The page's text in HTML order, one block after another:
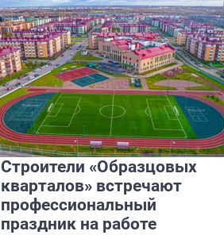
Строители «Образцовых
кварталов» встречают
профессиональный
праздник на работе